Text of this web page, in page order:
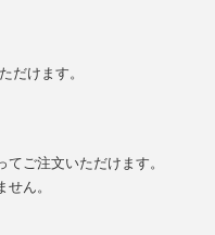
だけます。
ご注文いただけます。
ん。